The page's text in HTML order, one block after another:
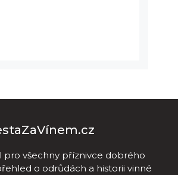
pro všechny příznivce dobrého
o odrůdách a historii vinné